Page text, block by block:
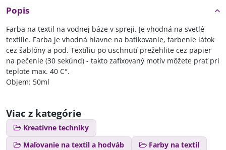
Popis
Farba na textil na vodnej báze v spreji. Je vhodná na svetlé
textílie. Farba je vhodná hlavne na batikovanie, farbenie látok
cez šablóny a pod. Textíliu po uschnutí prežehlite cez papier
na pečenie (30 sekúnd) - takto zafixovaný motív môžete prať pri
teplote max. 40 C°.
Objem: 50ml
Viac z kategórie
Kreatívne techniky
Maľovanie na textil a hodváb
Farby na textil